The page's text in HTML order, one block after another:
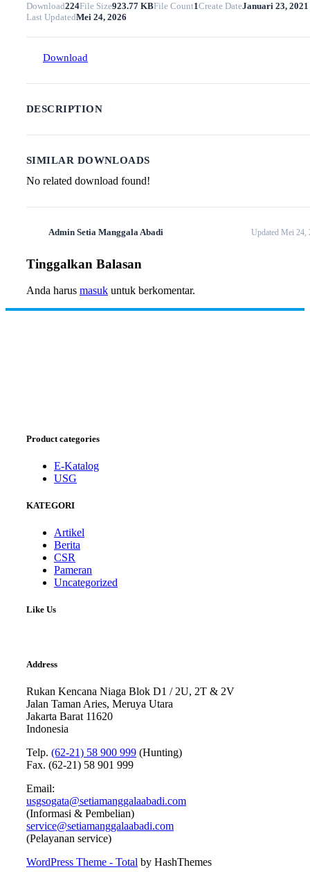
Download224File Size923.77 KBFile Count1Create DateJanuari 23, 2021
Last UpdatedMei 24, 2026
Download
DESCRIPTION
SIMILAR DOWNLOADS
No related download found!
Admin Setia Manggala Abadi Updated Mei 24,
Tinggalkan Balasan
Anda harus masuk untuk berkomentar.
Product categories
E-Katalog
USG
KATEGORI
Artikel
Berita
CSR
Pameran
Uncategorized
Like Us
Address
Rukan Kencana Niaga Blok D1 / 2U, 2T & 2V
Jalan Taman Aries, Meruya Utara
Jakarta Barat 11620
Indonesia
Telp. (62-21) 58 900 999 (Hunting)
Fax. (62-21) 58 901 999
Email:
usgsogata@setiamanggalaabadi.com
(Informasi & Pembelian)
service@setiamanggalaabadi.com
(Pelayanan service)
WordPress Theme - Total by HashThemes